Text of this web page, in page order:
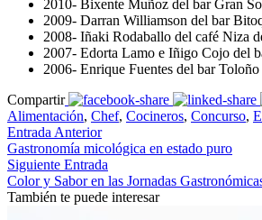
2010- Bixente Muñoz del bar Gran
2009- Darran Williamson del bar
2008- Iñaki Rodaballo del café Niza
2007- Edorta Lamo e Iñigo Cojo del
2006- Enrique Fuentes del bar
Compartir
Alimentación, Chef, Cocineros, Concurso,
Entrada Anterior
Gastronomía micológica en estado puro
Siguiente Entrada
Color y Sabor en las Jornadas
También te puede interesar